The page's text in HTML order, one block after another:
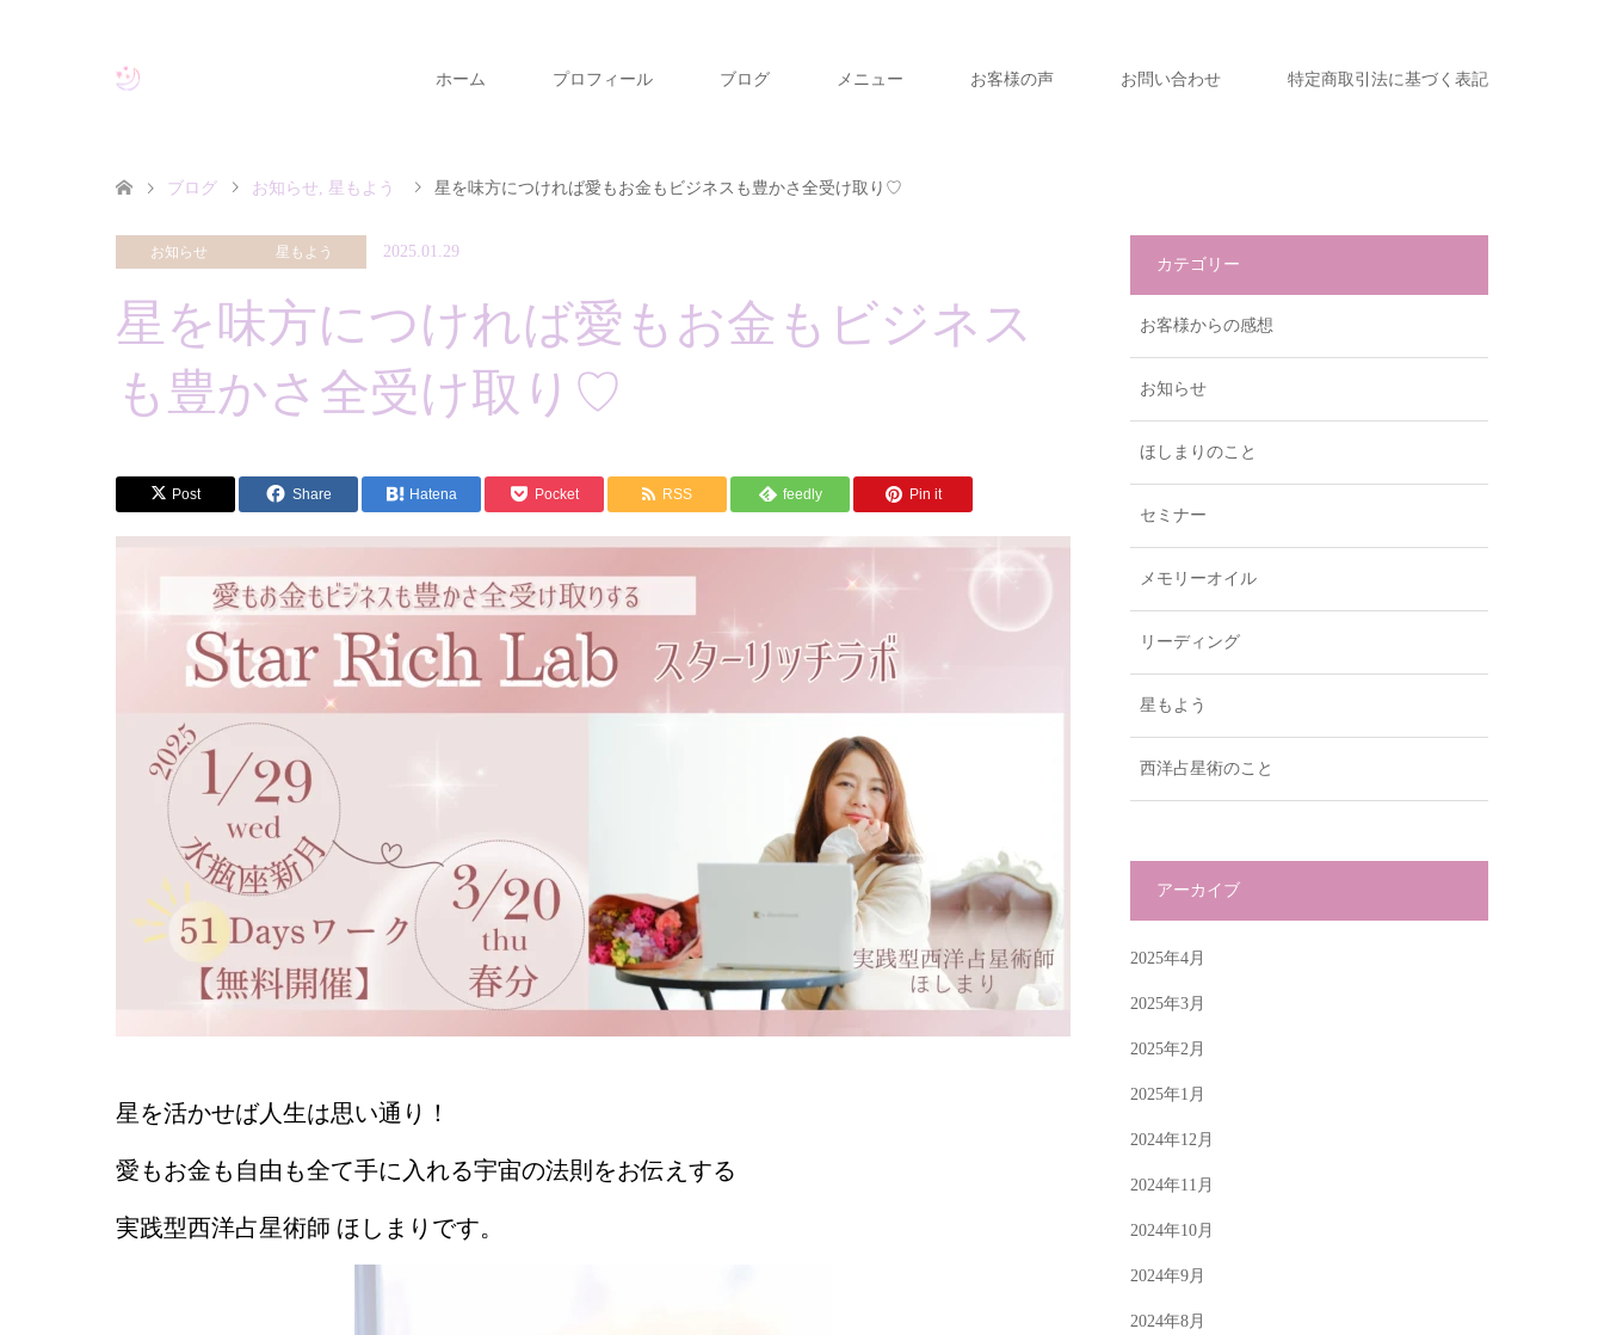
ホーム プロフィール ブログ メニュー お客様の声 お問い合わせ 特定商取引法に基づく表記
ブログ お知らせ, 星もよう 星を味方につければ愛もお金もビジネスも豊かさ全受け取り♡
お知らせ 星もよう 2025.01.29
星を味方につければ愛もお金もビジネス
も豊かさ全受け取り♡
Post Share Hatena Pocket RSS feedly Pin it
星を活かせば人生は思い通り！
愛もお金も自由も全て手に入れる宇宙の法則をお伝えする
実践型西洋占星術師 ほしまりです。
カテゴリー
お客様からの感想
お知らせ
ほしまりのこと
セミナー
メモリーオイル
リーディング
星もよう
西洋占星術のこと
アーカイブ
2025年4月
2025年3月
2025年2月
2025年1月
2024年12月
2024年11月
2024年10月
2024年9月
2024年8月